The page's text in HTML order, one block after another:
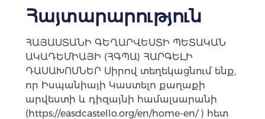
Հայտարարություն
ՀԱՅԱՍՏԱՆԻ ԳԵՂԱՐՎԵՍՏԻ ՊԵՏԱԿԱՆ
ԱԿԱԴԵՄԻԱՅԻ (ՀԳՊԱ) ՀԱՐԳԵԼԻ
ԴԱՍԱԽՈՍՆԵՐ Սիրով տեղեկացնում ենք,
որ Իսպանիայի Կաստելո քաղաքի
արվեստի և դիզայնի համալսարանի
(https://easdcastello.org/en/home-en/ ) հետ